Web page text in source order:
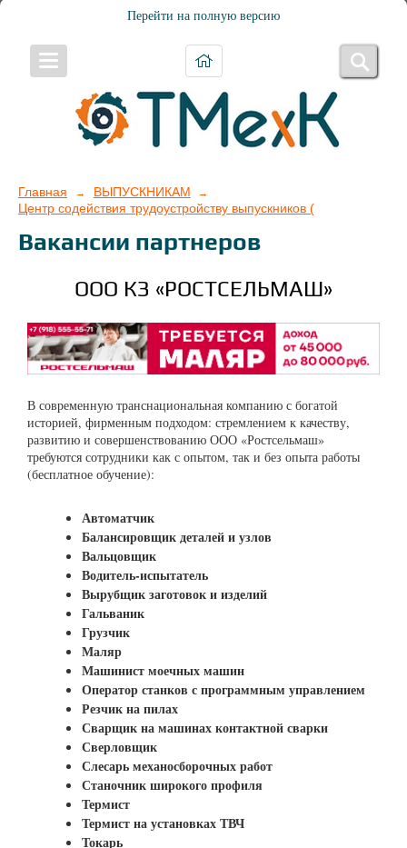
Перейти на полную версию
Главная → ВЫПУСКНИКАМ →
Центр содействия трудоустройству выпускников (центр карьеры)
Вакансии партнеров
ООО КЗ «РОСТСЕЛЬМАШ»
В современную транснациональная компанию с богатой
историей, фирменным подходом: стремлением к качеству,
развитию и совершенствованию ООО «Ростсельмаш»
требуются сотрудники как с опытом, так и без опыта работы
(бесплатное обучение):
Автоматчик
Балансировщик деталей и узлов
Вальцовщик
Водитель-испытатель
Вырубщик заготовок и изделий
Гальваник
Грузчик
Маляр
Машинист моечных машин
Оператор станков с программным управлением
Резчик на пилах
Сварщик на машинах контактной сварки
Сверловщик
Слесарь механосборочных работ
Станочник широкого профиля
Термист
Термист на установках ТВЧ
Токарь